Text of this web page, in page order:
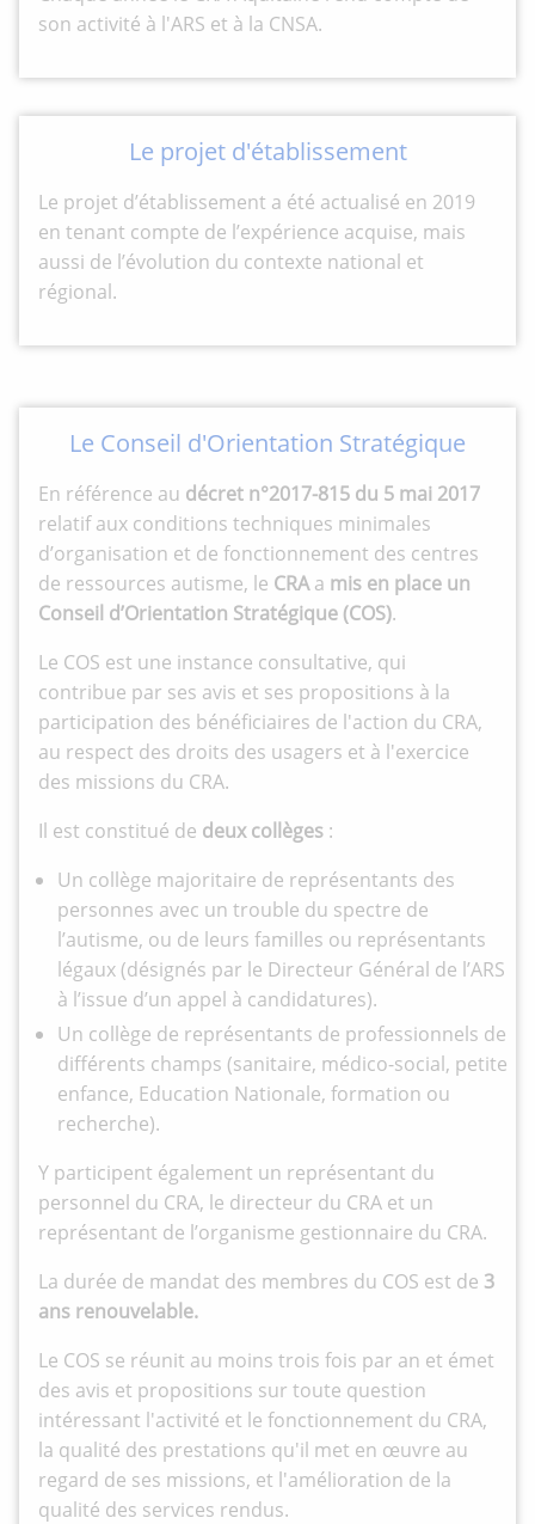
son activité à l'ARS et à la CNSA.
Le projet d'établissement
Le projet d’établissement a été actualisé en 2019
en tenant compte de l’expérience acquise, mais
aussi de l’évolution du contexte national et
régional.
Le Conseil d'Orientation Stratégique
En référence au décret n°2017-815 du 5 mai 2017
relatif aux conditions techniques minimales
d’organisation et de fonctionnement des centres
de ressources autisme, le CRAa mis en place un
Conseil d’Orientation Stratégique (COS).
Le COS est une instance consultative, qui
contribue par ses avis et ses propositions à la
participation des bénéficiaires de l'action du CRA,
au respect des droits des usagers et à l'exercice
des missions du CRA.
Il est constitué de deux collèges :
Un collège majoritaire de représentants des
personnes avec un trouble du spectre de
l’autisme, ou de leurs familles ou représentants
légaux (désignés par le Directeur Général de l’ARS
à l’issue d’un appel à candidatures).
Un collège de représentants de professionnels de
différents champs (sanitaire, médico-social, petite
enfance, Education Nationale, formation ou
recherche).
Y participent également un représentant du
personnel du CRA, le directeur du CRA et un
représentant de l’organisme gestionnaire du CRA.
La durée de mandat des membres du COS est de 3
ans renouvelable.
Le COS se réunit au moins trois fois par an et émet
des avis et propositions sur toute question
intéressant l'activité et le fonctionnement du CRA,
la qualité des prestations qu'il met en œuvre au
regard de ses missions, et l'amélioration de la
qualité des services rendus.